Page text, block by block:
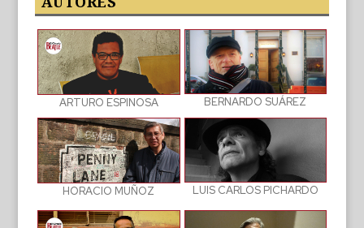
ARTURO ESPINOSA BERNARDO SUÁREZ
HORACIO MUÑOZ LUIS CARLOS PICHARDO